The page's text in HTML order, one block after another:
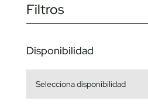
Filtros
Disponibilidad